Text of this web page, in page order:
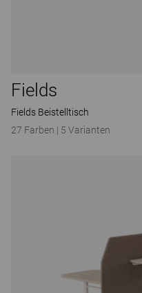
Fields
Fields Beistelltisch
27 Farben | 5 Varianten